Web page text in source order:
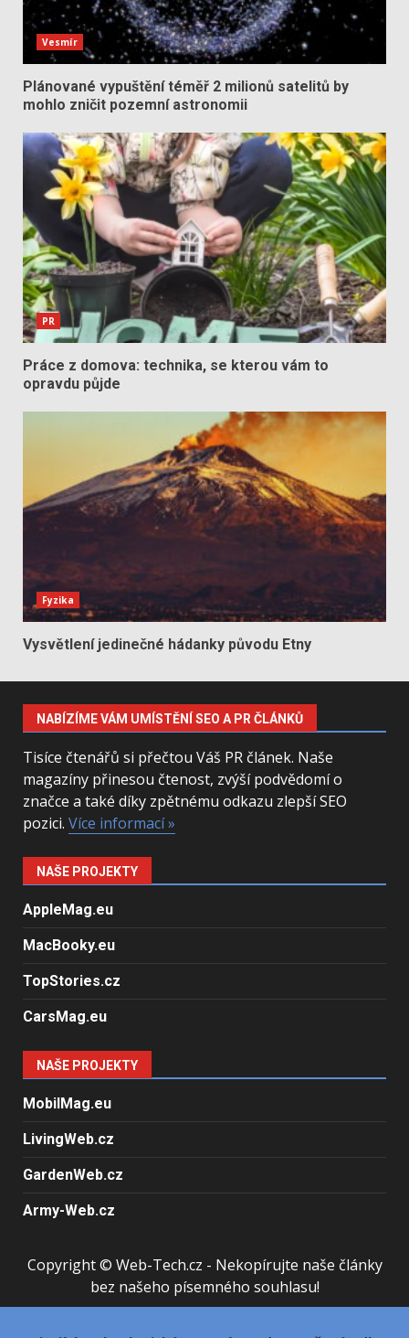
Vesmír
Plánované vypuštění téměř 2 milionů satelitů by
mohlo zničit pozemní astronomii
PR
Práce z domova: technika, se kterou vám to
opravdu půjde
Fyzika
Vysvětlení jedinečné hádanky původu Etny
NABÍZÍME VÁM UMÍSTĚNÍ SEO A PR ČLÁNKŮ
Tisíce čtenářů si přečtou Váš PR článek. Naše
magazíny přinesou čtenost, zvýší podvědomí o
značce a také díky zpětnému odkazu zlepší SEO
pozici. Více informací »
NAŠE PROJEKTY
AppleMag.eu
MacBooky.eu
TopStories.cz
CarsMag.eu
NAŠE PROJEKTY
MobilMag.eu
LivingWeb.cz
GardenWeb.cz
Army-Web.cz
Copyright © Web-Tech.cz - Nekopírujte naše články
bez našeho písemného souhlasu!